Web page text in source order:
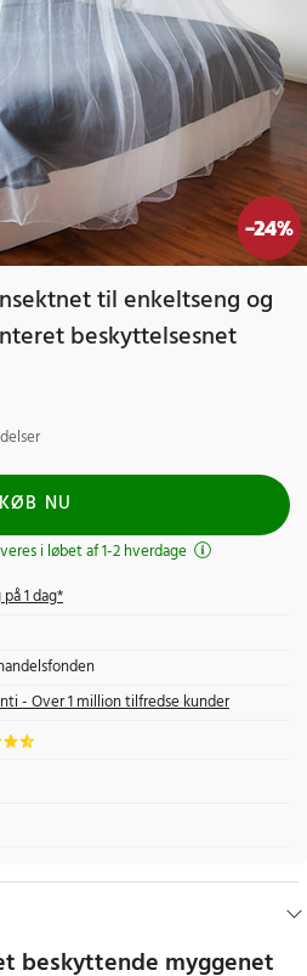
-24%
til enkeltseng og
beskyttelsesnet
KØB NU
i løbet af 1-2 hverdage
1 dag*
- Over 1 million tilfredse kunder
beskyttende myggenet